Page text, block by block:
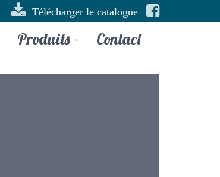
Télécharger le catalogue
Produits Contact